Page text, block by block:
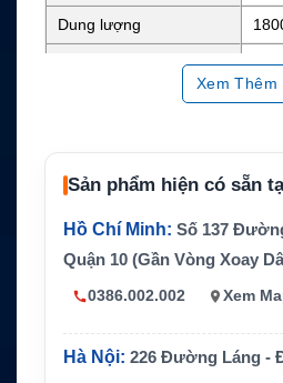
Dung lượng
Điện áp danh định
Trọng lượng 0.4
Mã pin thay thế
Xem Thêm
Sản phẩm hiện có sẵn
Hồ Chí Minh: Số 137
Quận 10 (Gần Vòng Xoay
0386.002.002 Xem
Hà Nội: 226 Đường Láng -